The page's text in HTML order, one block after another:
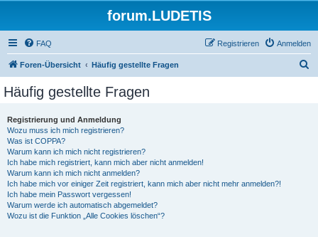
forum.LUDETIS
FAQ Anmelden
Registrieren
Foren-Übersicht Häufig gestellte Fragen
Häufig gestellte Fragen
Registrierung und Anmeldung
Wozu muss ich mich registrieren?
Was ist COPPA?
Warum kann ich mich nicht registrieren?
Ich habe mich registriert, kann mich aber nicht anmelden!
Warum kann ich mich nicht anmelden?
Ich habe mich vor einiger Zeit registriert, kann mich aber nicht mehr anmelden?!
Ich habe mein Passwort vergessen!
Warum werde ich automatisch abgemeldet?
Wozu ist die Funktion „Alle Cookies löschen“?